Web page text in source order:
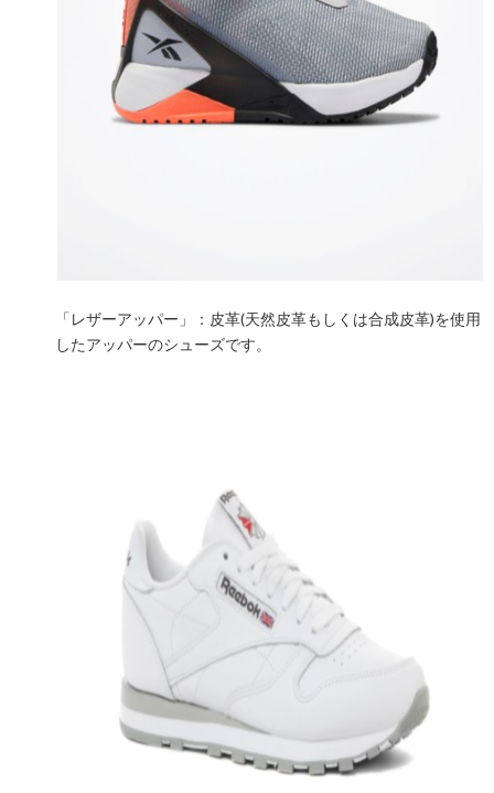
「レザーアッパー」：皮革(天然皮革もしくは合成皮革)を使用
したアッパーのシューズです。